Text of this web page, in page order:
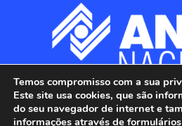
Temos compromisso com a sua
Este site usa cookies, que são
do seu navegador de internet e
informações através de